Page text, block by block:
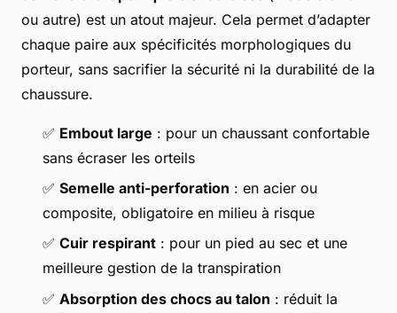
ou autre) est un atout majeur. Cela permet d’adapter
chaque paire aux spécificités morphologiques du
porteur, sans sacrifier la sécurité ni la durabilité de la
chaussure.
✅ Embout large : pour un chaussant confortable
sans écraser les orteils
✅ Semelle anti-perforation : en acier ou
composite, obligatoire en milieu à risque
✅ Cuir respirant : pour un pied au sec et une
meilleure gestion de la transpiration
✅ Absorption des chocs au talon : réduit la